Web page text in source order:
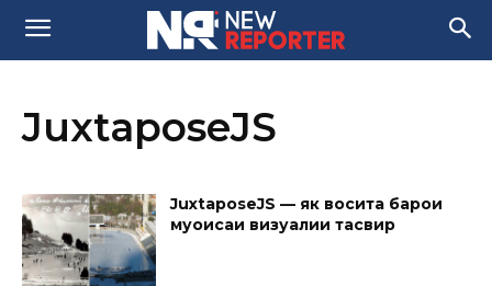
JuxtaposeJS
JuxtaposeJS — як восита барои
муқоисаи визуалии тасвир